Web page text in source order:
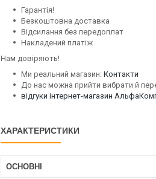
Гарантія!
Безкоштовна доставка
Відсилання без передоплат
Накладений платіж
Нам довіряють!
Ми реальний магазин: Контакти
До нас можна прийти вибрати й
відгуки інтернет-магазин
ХАРАКТЕРИСТИКИ
ОСНОВНІ